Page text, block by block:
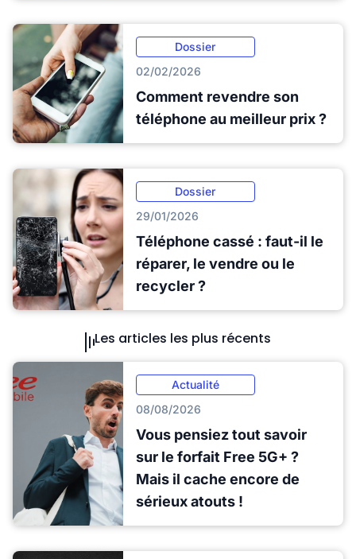
Dossier
02/02/2026
Comment revendre son
téléphone au meilleur prix ?
Dossier
29/01/2026
Téléphone cassé : faut-il le
réparer, le vendre ou le
recycler ?
Les articles les plus récents
Actualité
08/08/2026
Vous pensiez tout savoir
sur le forfait Free 5G+ ?
Mais il cache encore de
sérieux atouts !